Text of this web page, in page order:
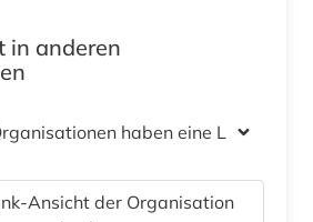
in anderen
haben eine Lizenz
Ansicht der Organisation